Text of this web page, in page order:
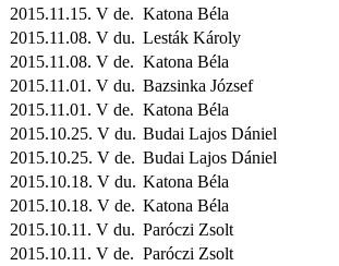
2015.11.15. V de. Katona Béla
2015.11.08. V du. Lesták Károly
2015.11.08. V de. Katona Béla
2015.11.01. V du. Bazsinka József
2015.11.01. V de. Katona Béla
2015.10.25. V du. Budai Lajos Dániel
2015.10.25. V de. Budai Lajos Dániel
2015.10.18. V du. Katona Béla
2015.10.18. V de. Katona Béla
2015.10.11. V du. Paróczi Zsolt
2015.10.11. V de. Paróczi Zsolt